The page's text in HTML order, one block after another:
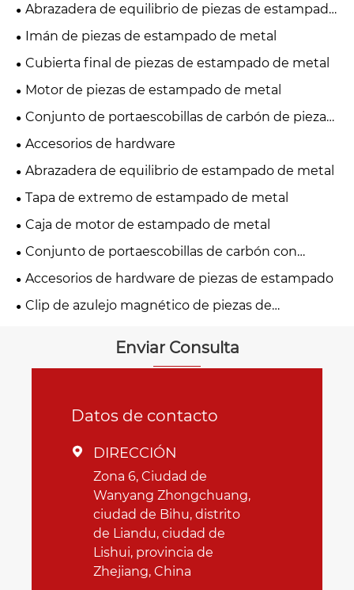
Abrazadera de equilibrio de piezas de estampado
de metal
Imán de piezas de estampado de metal
Cubierta final de piezas de estampado de metal
Motor de piezas de estampado de metal
Conjunto de portaescobillas de carbón de piezas
de estampado de metal
Accesorios de hardware
Abrazadera de equilibrio de estampado de metal
Tapa de extremo de estampado de metal
Caja de motor de estampado de metal
Conjunto de portaescobillas de carbón con
estampado de metal
Accesorios de hardware de piezas de estampado
Clip de azulejo magnético de piezas de
Enviar Consulta
Datos de contacto
 DIRECCIÓN
Zona 6, Ciudad de
Wanyang Zhongchuang,
ciudad de Bihu, distrito
de Liandu, ciudad de
Lishui, provincia de
Zhejiang, China